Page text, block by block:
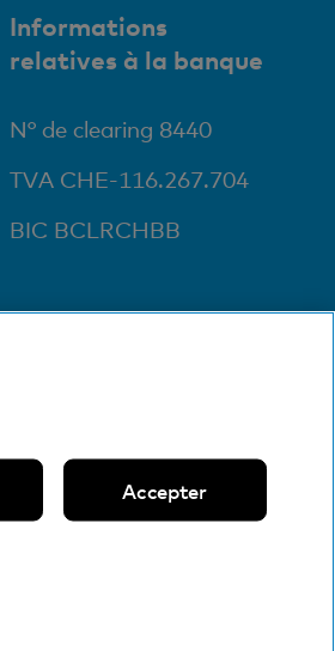
Informations
relatives à la banque
N° de clearing 8440
TVA CHE-116.267.704
BIC BCLRCHBB
Accepter